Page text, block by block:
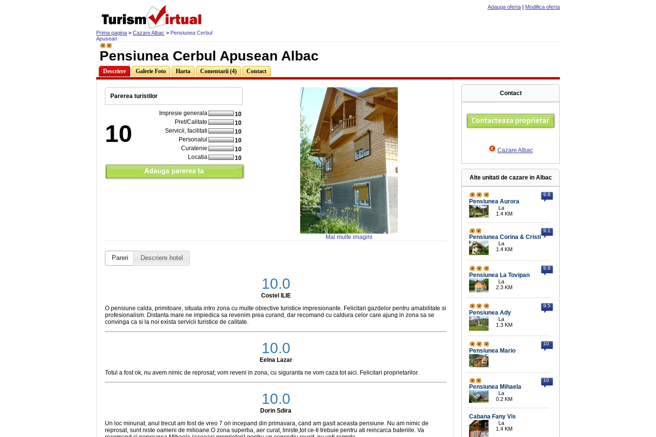
Prima pagina > Cazare Albac > Pensiunea Cerbul
Apusean
Adauga oferta | Modifica oferta
Pensiunea Cerbul Apusean Albac
Descriere Galerie Foto Harta Comentarii (4) Contact
Parerea turistilor
10
Impresie generala
10
Pret/Calitate
10
Servicii, facilitati
10
Personalul
10
Curatenie
10
Locatia
10
Mai multe imagini
Pareri Descriere hotel
10.0
Costel ILIE
O pensiune calda, primitoare, situata intro zona cu multe obiective turistice impresionante. Felicitari gazdelor pentru amabilitate si
profesionalism. Distanta mare ne impiedica sa revenim prea curand, dar recomand cu caldura celor care ajung in zona sa se
convinga ca si la noi exista servicii turistice de calitate.
10.0
Eelna Lazar
Totul a fost ok, nu avem nimic de reprosat; vom reveni in zona, cu siguranta ne vom caza tot aici. Felicitari proprietarilor.
10.0
Dorin Sdira
Un loc minunat, anul trecut am fost de vreo 7 ori incepand din primavara, cand am gasit aceasta pensiune. Nu am nimic de
reprosat, sunt niste oameni de milioane.O zona superba, aer curat, liniste,tot ce-ti trebuie pentru ati reincarca bateriile. Va
Contact
Cazare Albac
Alte unitati de cazare in Albac
Pensiunea Aurora
9.8
La
1.4 KM
Pensiunea Corina & Cristi
9.1
La
1.4 KM
Pensiunea La Tovipan
9.8
La
2.3 KM
Pensiunea Ady
9.5
La
1.3 KM
Pensiunea Mario
10
Pensiunea Mihaela
10
La
0.2 KM
Cabana Fany Vis
La
1.4 KM